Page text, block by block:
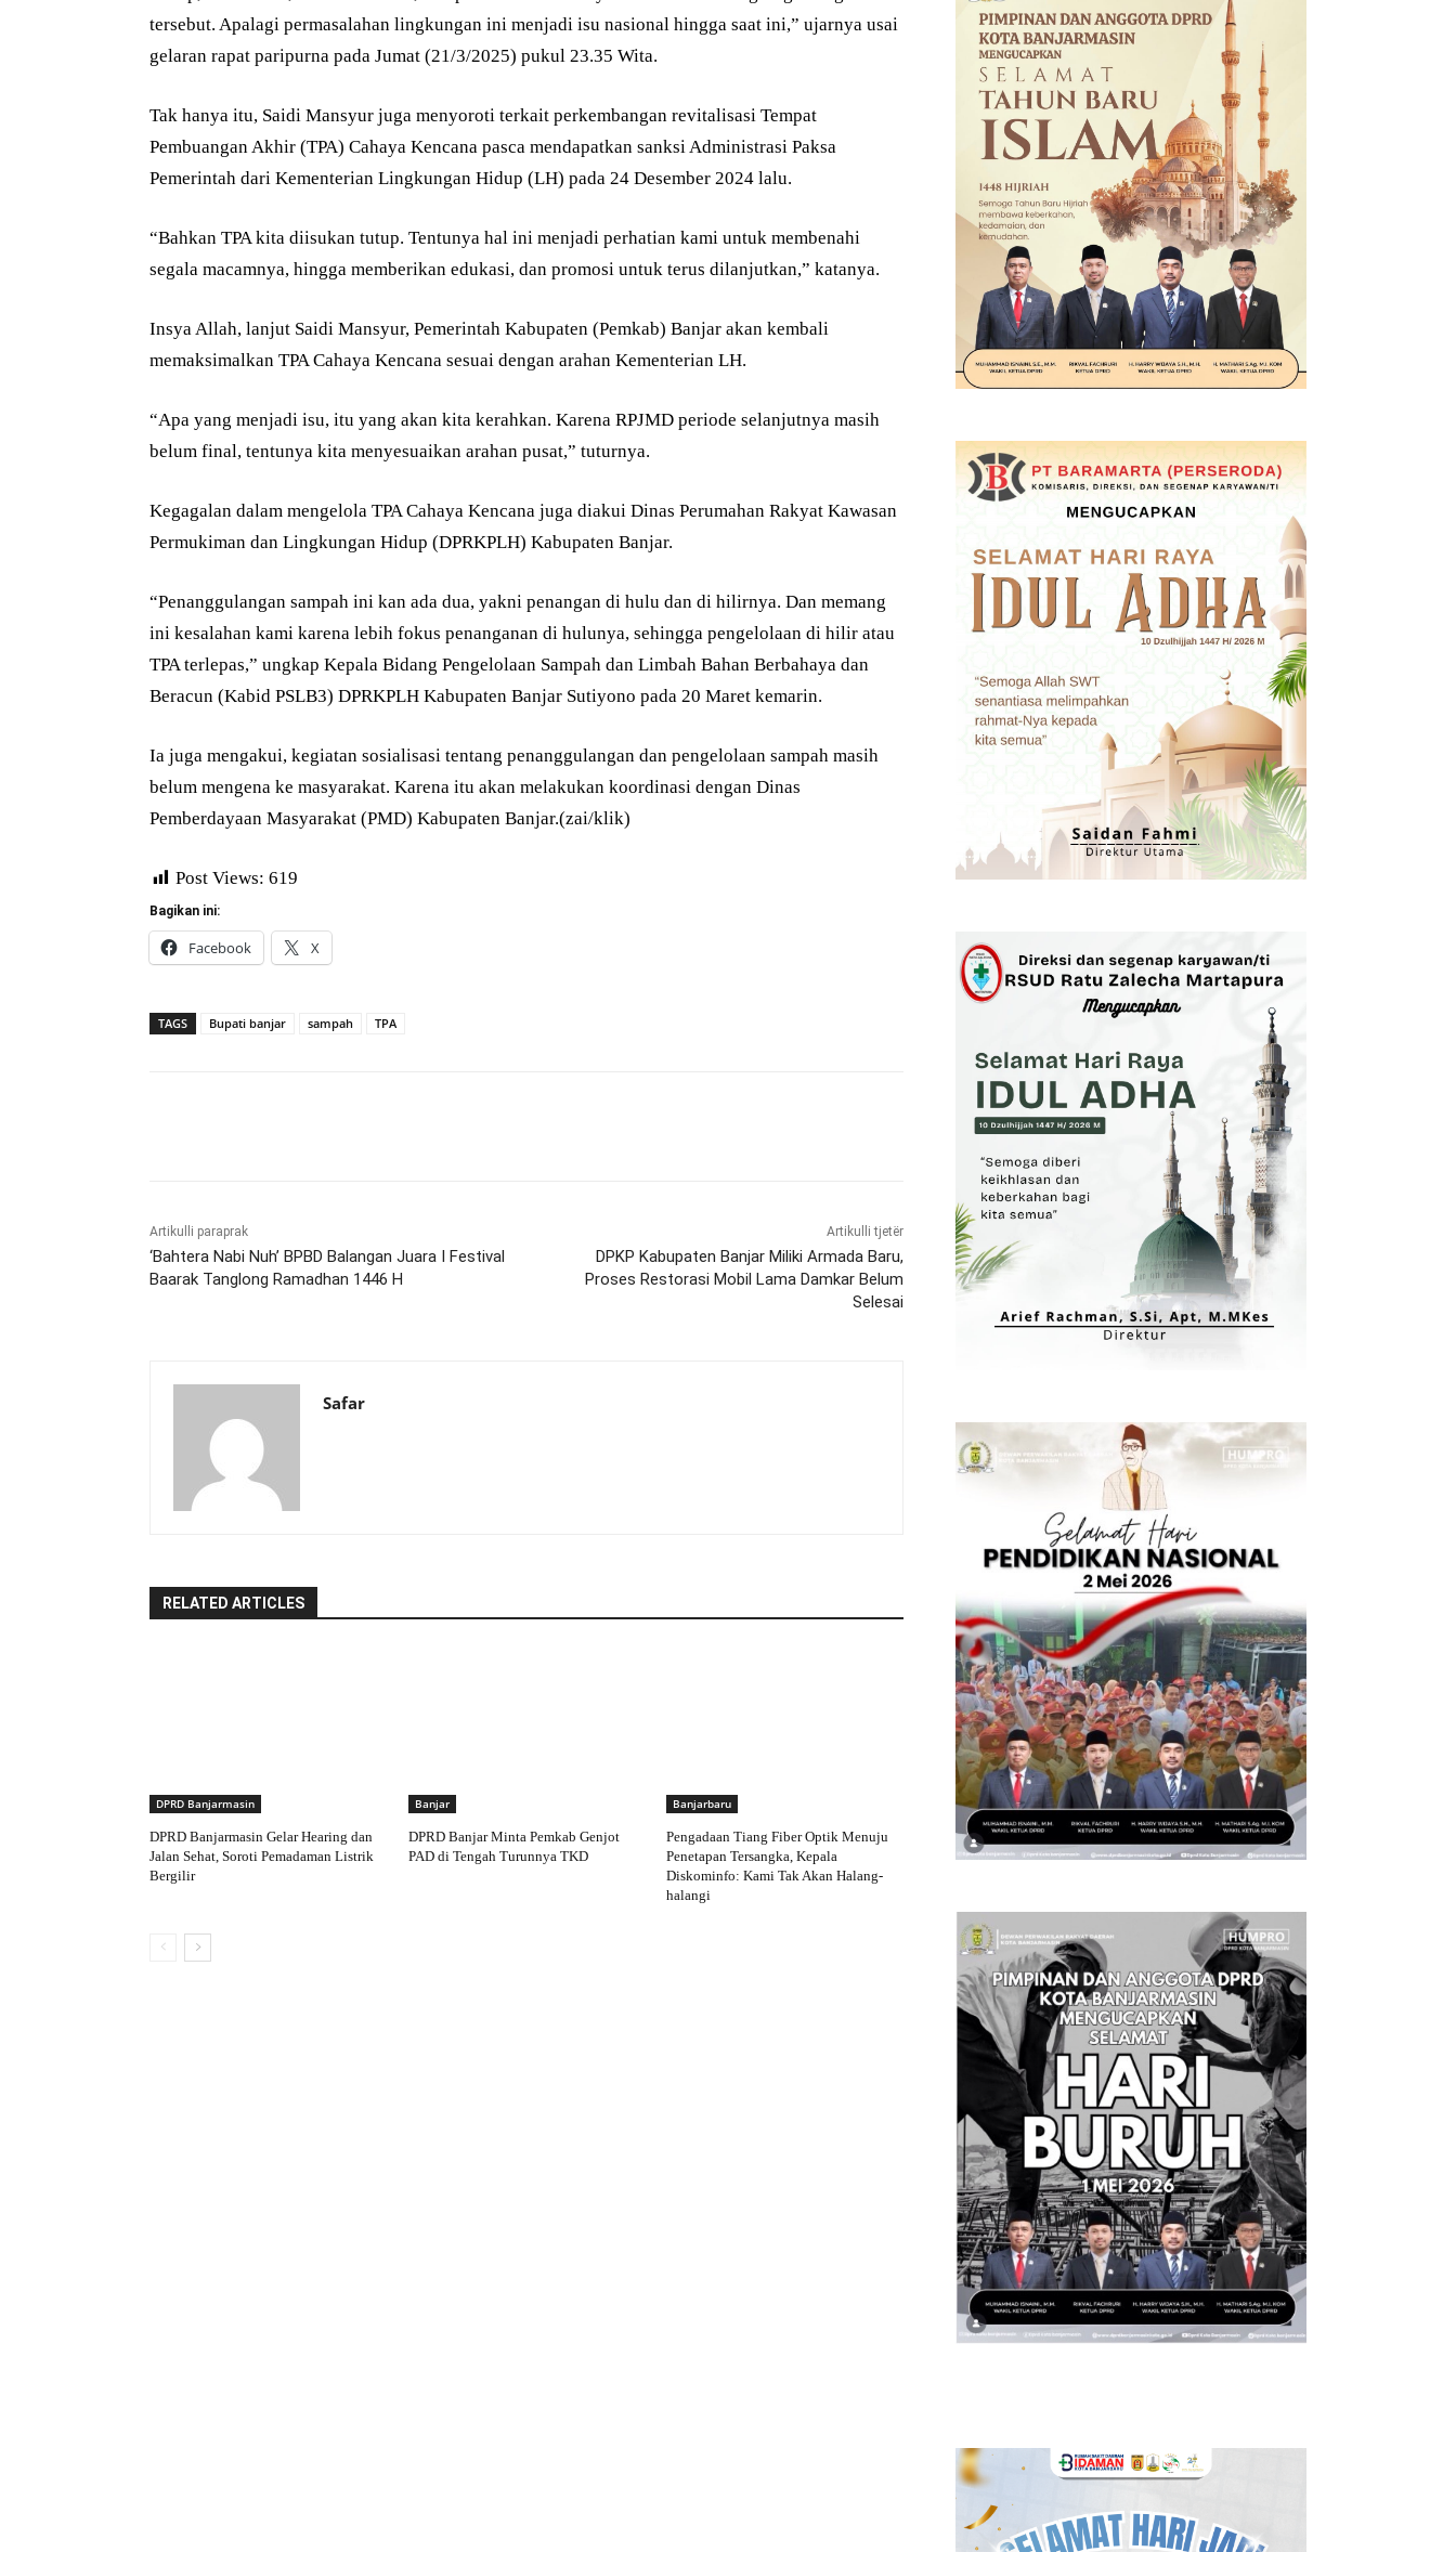
tersebut. Apalagi permasalahan lingkungan ini menjadi isu nasional hingga saat ini,” ujarnya usai
gelaran rapat paripurna pada Jumat (21/3/2025) pukul 23.35 Wita.
Tak hanya itu, Saidi Mansyur juga menyoroti terkait perkembangan revitalisasi Tempat
Pembuangan Akhir (TPA) Cahaya Kencana pasca mendapatkan sanksi Administrasi Paksa
Pemerintah dari Kementerian Lingkungan Hidup (LH) pada 24 Desember 2024 lalu.
“Bahkan TPA kita diisukan tutup. Tentunya hal ini menjadi perhatian kami untuk membenahi
segala macamnya, hingga memberikan edukasi, dan promosi untuk terus dilanjutkan,” katanya.
Insya Allah, lanjut Saidi Mansyur, Pemerintah Kabupaten (Pemkab) Banjar akan kembali
memaksimalkan TPA Cahaya Kencana sesuai dengan arahan Kementerian LH.
“Apa yang menjadi isu, itu yang akan kita kerahkan. Karena RPJMD periode selanjutnya masih
belum final, tentunya kita menyesuaikan arahan pusat,” tuturnya.
Kegagalan dalam mengelola TPA Cahaya Kencana juga diakui Dinas Perumahan Rakyat Kawasan
Permukiman dan Lingkungan Hidup (DPRKPLH) Kabupaten Banjar.
“Penanggulangan sampah ini kan ada dua, yakni penangan di hulu dan di hilirnya. Dan memang
ini kesalahan kami karena lebih fokus penanganan di hulunya, sehingga pengelolaan di hilir atau
TPA terlepas,” ungkap Kepala Bidang Pengelolaan Sampah dan Limbah Bahan Berbahaya dan
Beracun (Kabid PSLB3) DPRKPLH Kabupaten Banjar Sutiyono pada 20 Maret kemarin.
Ia juga mengakui, kegiatan sosialisasi tentang penanggulangan dan pengelolaan sampah masih
belum mengena ke masyarakat. Karena itu akan melakukan koordinasi dengan Dinas
Pemberdayaan Masyarakat (PMD) Kabupaten Banjar.(zai/klik)
Post Views: 619
Bagikan ini:
Facebook X
TAGS Bupati banjar sampah TPA
Artikulli paraprak
‘Bahtera Nabi Nuh’ BPBD Balangan Juara I Festival
Baarak Tanglong Ramadhan 1446 H
Artikulli tjetër
DPKP Kabupaten Banjar Miliki Armada Baru,
Proses Restorasi Mobil Lama Damkar Belum
Selesai
Safar
RELATED ARTICLES
DPRD Banjarmasin
DPRD Banjarmasin Gelar Hearing dan
Jalan Sehat, Soroti Pemadaman Listrik
Bergilir
Banjar
DPRD Banjar Minta Pemkab Genjot
PAD di Tengah Turunnya TKD
Banjarbaru
Pengadaan Tiang Fiber Optik Menuju
Penetapan Tersangka, Kepala
Diskominfo: Kami Tak Akan Halang-
halangi